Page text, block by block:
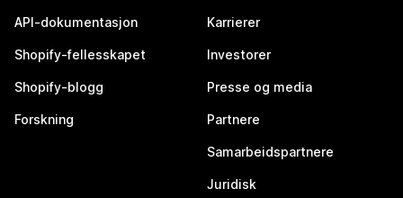
API-dokumentasjon
Shopify-fellesskapet
Shopify-blogg
Forskning
Karrierer
Investorer
Presse og media
Partnere
Samarbeidspartnere
Juridisk